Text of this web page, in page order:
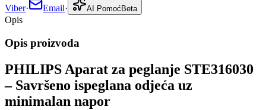
Viber· Email· AI Pomoć Beta
Opis
Opis proizvoda
PHILIPS Aparat za peglanje STE316030
– Savršeno ispeglana odjeća uz
minimalan napor